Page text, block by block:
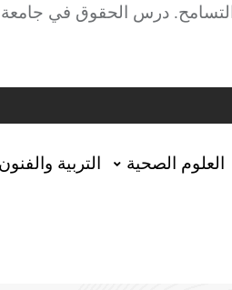
درس الحقوق في جامعة
العلوم الصحية التربية والفنون